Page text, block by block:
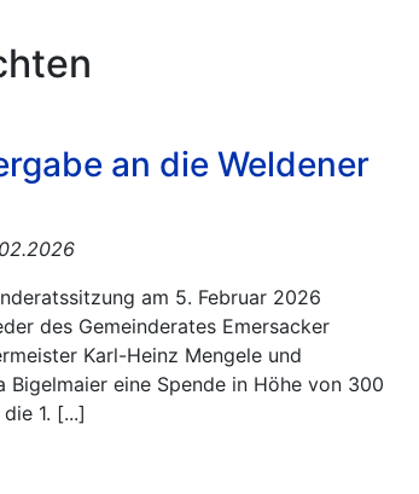
an die Weldener
am 5. Februar 2026
des Gemeinderates Emersacker
Karl-Heinz Mengele und
Bigelmaier eine Spende in Höhe von 300
1. [...]